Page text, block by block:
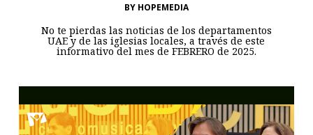
BY HOPEMEDIA
No te pierdas las noticias de los departamentos
UAE y de las iglesias locales, a través de este
informativo del mes de FEBRERO de 2025.